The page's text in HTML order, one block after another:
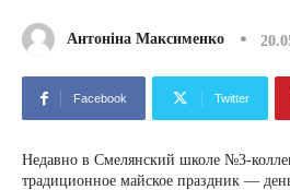
Антоніна Максименко
Facebook Twitter
Недавно в Смелянский школе №3-
традиционное майское праздник —